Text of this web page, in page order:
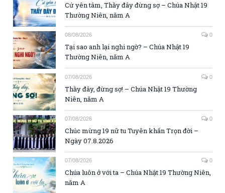
Cứ yên tâm, Thầy đây đừng sợ – Chúa Nhật 19
Thường Niên, năm A
08/08/2026 0
Tại sao anh lại nghi ngờ? – Chúa Nhật 19
Thường Niên, năm A
07/08/2026 0
Thầy đây, đừng sợ! – Chúa Nhật 19 Thường
Niên, năm A
07/08/2026 0
Chúc mừng 19 nữ tu Tuyên khấn Trọn đời –
Ngày 07.8.2026
07/08/2026 0
Chúa luôn ở với ta – Chúa Nhật 19 Thường Niên,
năm A